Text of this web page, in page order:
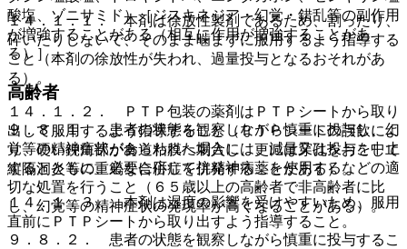
１４．１．１． 本剤は徐放性製剤であるため、割ったり、
砕いたりしないで、そのまま噛まずに服用するよう指導する
こと（本剤の徐放性が失われ、過量投与となるおそれがあ
る）。
１４．１．２． ＰＴＰ包装の薬剤はＰＴＰシートから取り
出して服用するよう指導すること（ＰＴＰシートの誤飲によ
り、硬い鋭角部が食道粘膜へ刺入し、更には穿孔をおこして
縦隔洞炎等の重篤な合併症を併発することがある）。
１４．１．３． 本剤は湿度の影響を受けやすいため、服用
直前にＰＴＰシートから取り出すよう指導すること。
酸塩、ゾニサミド）［ジスキネジア・幻覚・錯乱等の副作用
が増強することがある（相互に作用が増強することがあ
る）］。
高齢者
９．８．１． 患者の状態を観察しながら慎重に投与し、幻
覚等の精神症状があらわれた場合には、減量又は投与を中止
するとともに、必要に応じて抗精神病薬を使用するなどの適
切な処置を行うこと（６５歳以上の高齢者で非高齢者に比
し、幻覚等の精神症状の発現率が高くなることがある）。
９．８．２． 患者の状態を観察しながら慎重に投与するこ